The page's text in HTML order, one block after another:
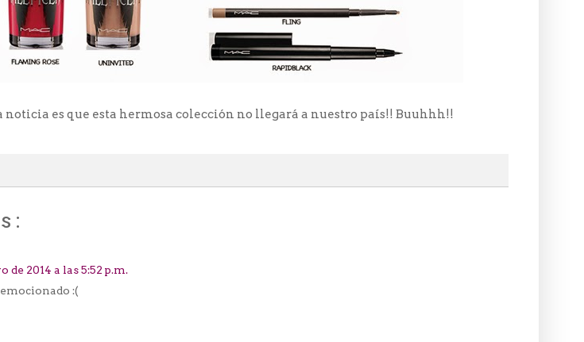
noticia es que esta hermosa colección no llegará a nuestro país!! Buuhhh!!
:
de 2014 a las 5:52 p.m.
:(